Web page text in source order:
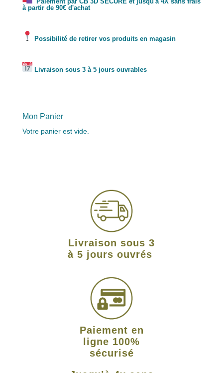
à partir de 90€ d'achat
Possibilité de retirer vos produits en magasin
Livraison sous 3 à 5 jours ouvrables
Mon Panier
Votre panier est vide.
Livraison sous 3
à 5 jours ouvrés
Paiement en
ligne 100%
sécurisé